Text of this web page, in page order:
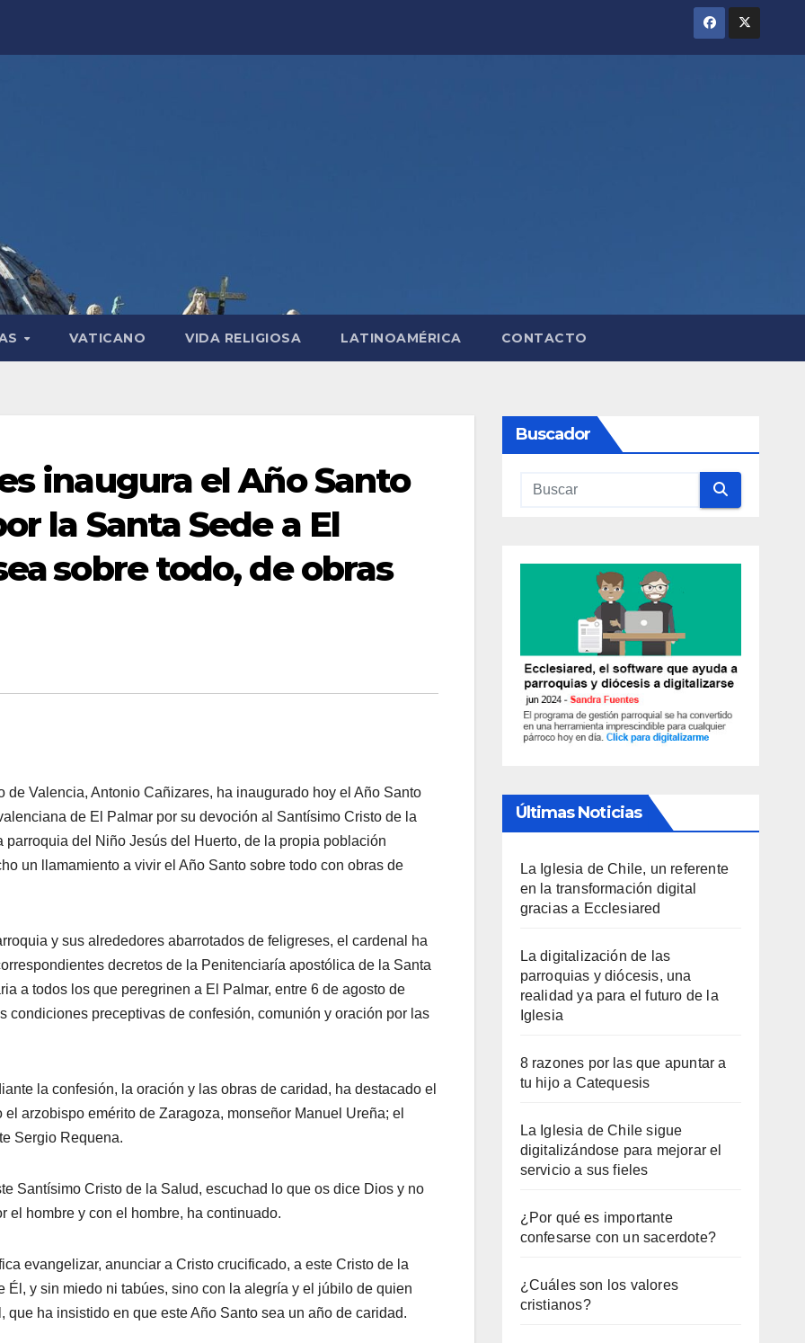
VATICANO VIDA RELIGIOSA LATINOAMÉRICA CONTACTO
inaugura el Año Santo
la Santa Sede a El
sobre todo, de obras
de Valencia, Antonio Cañizares, ha inaugurado hoy el Año Santo
de El Palmar por su devoción al Santísimo Cristo de la
parroquia del Niño Jesús del Huerto, de la propia población
un llamamiento a vivir el Año Santo sobre todo con obras de
y sus alrededores abarrotados de feligreses, el cardenal ha
decretos de la Penitenciaría apostólica de la Santa
a todos los que peregrinen a El Palmar, entre 6 de agosto de
condiciones preceptivas de confesión, comunión y oración por las
la confesión, la oración y las obras de caridad, ha destacado el
arzobispo emérito de Zaragoza, monseñor Manuel Ureña; el
Sergio Requena.
Santísimo Cristo de la Salud, escuchad lo que os dice Dios y no
hombre y con el hombre, ha continuado.
evangelizar, anunciar a Cristo crucificado, a este Cristo de la
y sin miedo ni tabúes, sino con la alegría y el júbilo de quien
ha insistido en que este Año Santo sea un año de caridad.
Buscador
Últimas Noticias
La Iglesia de Chile, un referente
en la transformación digital
gracias a Ecclesiared
La digitalización de las
parroquias y diócesis, una
realidad ya para el futuro de la
Iglesia
8 razones por las que apuntar a
tu hijo a Catequesis
La Iglesia de Chile sigue
digitalizándose para mejorar el
servicio a sus fieles
¿Por qué es importante
confesarse con un sacerdote?
¿Cuáles son los valores
cristianos?